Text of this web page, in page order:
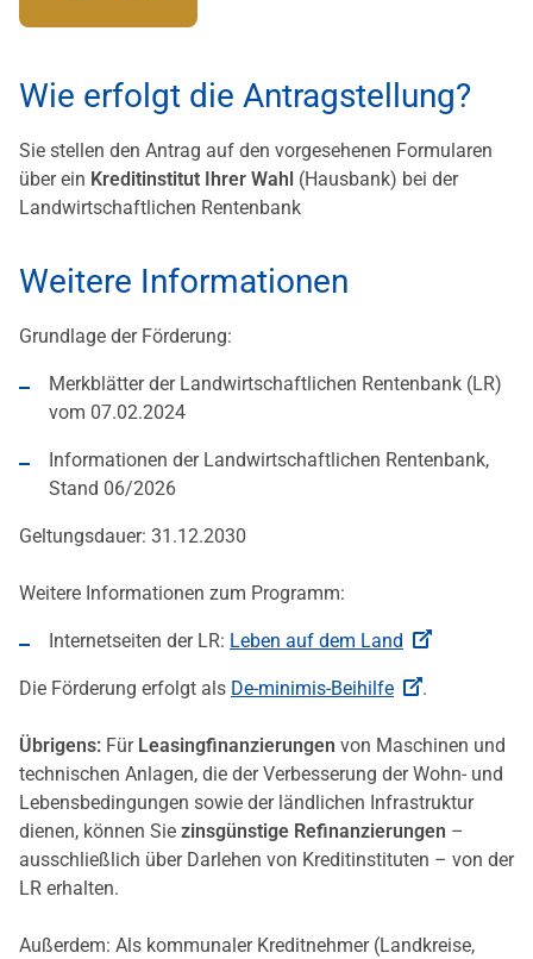
Wie erfolgt die Antragstellung?
Sie stellen den Antrag auf den vorgesehenen Formularen
über ein Kreditinstitut Ihrer Wahl (Hausbank) bei der
Landwirtschaftlichen Rentenbank
Weitere Informationen
Grundlage der Förderung:
Merkblätter der Landwirtschaftlichen Rentenbank (LR)
vom 07.02.2024
Informationen der Landwirtschaftlichen Rentenbank,
Stand 06/2026
Geltungsdauer: 31.12.2030
Weitere Informationen zum Programm:
Internetseiten der LR: Leben auf dem Land
Die Förderung erfolgt als De-minimis-Beihilfe .
Übrigens: Für Leasingfinanzierungen von Maschinen und
technischen Anlagen, die der Verbesserung der Wohn- und
Lebensbedingungen sowie der ländlichen Infrastruktur
dienen, können Sie zinsgünstige Refinanzierungen –
ausschließlich über Darlehen von Kreditinstituten – von der
LR erhalten.
Außerdem: Als kommunaler Kreditnehmer (Landkreise,